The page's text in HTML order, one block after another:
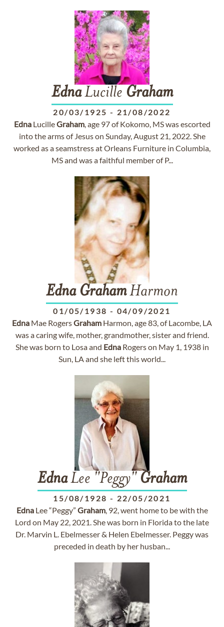
EdnaLucille Graham
20/03/1925 - 21/08/2022
EdnaLucilleGraham, age 97 of Kokomo, MS was escorted
into the arms of Jesus on Sunday, August 21, 2022. She
worked as a seamstress at Orleans Furniture in Columbia,
MS and was a faithful member of P...
Edna GrahamHarmon
01/05/1938 - 04/09/2021
Edna Mae RogersGraham Harmon, age 83, of Lacombe, LA
was a caring wife, mother, grandmother, sister and friend.
She was born to Losa and EdnaRogers on May 1, 1938 in
Sun, LA and she left this world...
EdnaLee "Peggy" Graham
15/08/1928 - 22/05/2021
EdnaLee “Peggy” Graham, 92, went home to be with the
Lord on May 22, 2021. She was born in Florida to the late
Dr. Marvin L. Ebelmesser & Helen Ebelmesser. Peggy was
preceded in death by her husban...